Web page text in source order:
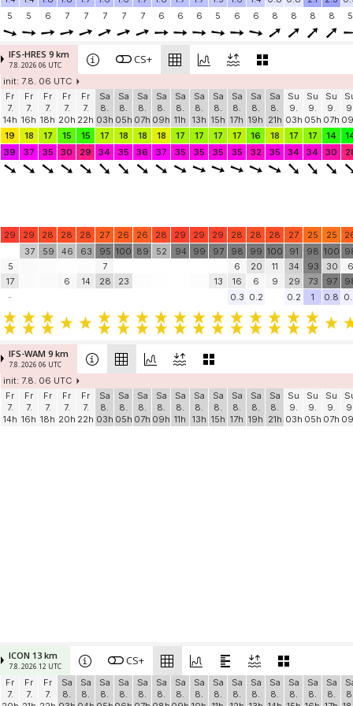
5
5 6 7 7 7 7 7 6 6 6 5 6 6 8 8 8 8 5
IFS-HRES 9 km
7.8. 2026 06 UTC CS+
init: 7.8. 06 UTC
Fr
7.
14h
Fr
7.
16h
Fr
7.
18h
Fr
7.
20h
Fr
7.
22h
Sa
8.
03h
Sa
8.
05h
Sa
8.
07h
Sa
8.
09h
Sa
8.
11h
Sa
8.
13h
Sa
8.
15h
Sa
8.
17h
Sa
8.
19h
Sa
8.
21h
Su
9.
03h
Su
9.
05h
Su
9.
07h
19
18 17 15 15 17 18 18 18 17 17 17 17 16 18 17 17 14
39
37 35 30 29 34 35 36 37 35 35 35 35 32 35 34 34 30
29 29 28 28 28 27 26 26 28 29 29 29 28 28 28 27 25 25
5
17
37 59 46
6
63
14
95
7
28
100
23
89 52 94 99 97
13
98
6
16
99
20
6
100
11
9
91
34
29
98
93
73
100
30
97
6
-
0.3 0.2 0.2 1 0.8
IFS-WAM 9 km
7.8. 2026 06 UTC
init: 7.8. 06 UTC
Fr
7.
14h
Fr
7.
16h
Fr
7.
18h
Fr
7.
20h
Fr
7.
22h
Sa
8.
03h
Sa
8.
05h
Sa
8.
07h
Sa
8.
09h
Sa
8.
11h
Sa
8.
13h
Sa
8.
15h
Sa
8.
17h
Sa
8.
19h
Sa
8.
21h
Su
9.
03h
Su
9.
05h
Su
9.
07h
ICON 13 km
7.8. 2026 12 UTC CS+
Fr
7.
Fr
7.
Fr
7.
Sa
8.
Sa
8.
Sa
8.
Sa
8.
Sa
8.
Sa
8.
Sa
8.
Sa
8.
Sa
8.
Sa
8.
Sa
8.
Sa
8.
Sa
8.
Sa
8.
Sa
8.